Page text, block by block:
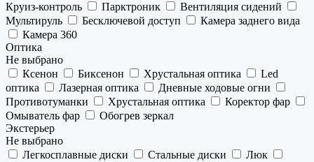
Круиз-контроль
Парктроник
Вентиляция сидений
Мультируль
Бесключевой доступ
Камера заднего вида
Камера 360
Оптика
Не выбрано
Ксенон
Биксенон Хрустальная оптика
Led
оптика
Лазерная оптика
Дневные ходовые огни
Противотуманки
Хрустальная оптика
Коректор фар
Омыватель фар
Обогрев зеркал
Экстерьер
Не выбрано
Легкосплавные диски
Стальные диски
Люк